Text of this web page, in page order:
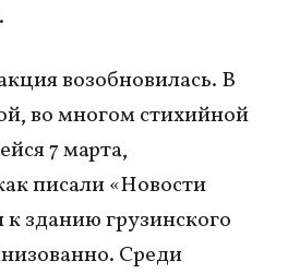
возобновилась. В
во многом стихийной
7 марта,
писали «Новости
зданию грузинского
Среди